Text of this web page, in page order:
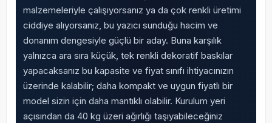
malzemeleriyle çalışıyorsanız ya da çok renkli üretimi
ciddiye alıyorsanız, bu yazıcı sunduğu hacim ve
donanım dengesiyle güçlü bir aday. Buna karşılık
yalnızca ara sıra küçük, tek renkli dekoratif baskılar
yapacaksanız bu kapasite ve fiyat sınıfı ihtiyacınızın
üzerinde kalabilir; daha kompakt ve uygun fiyatlı bir
model sizin için daha mantıklı olabilir. Kurulum yeri
açısından da 40 kg üzeri ağırlığı taşıyabileceğiniz